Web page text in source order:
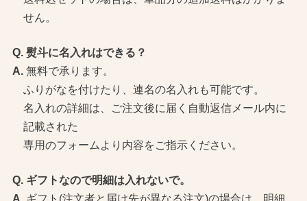
せん。
熨斗に名入れはできる？
無料で承ります。
ふりがなを付けたり、連名の名入れも可能です。
名入れの詳細は、ご注文後に届く自動返信メール内に
記載された
専用のフォームより内容をご指示ください。
ギフトなので明細は入れないで。